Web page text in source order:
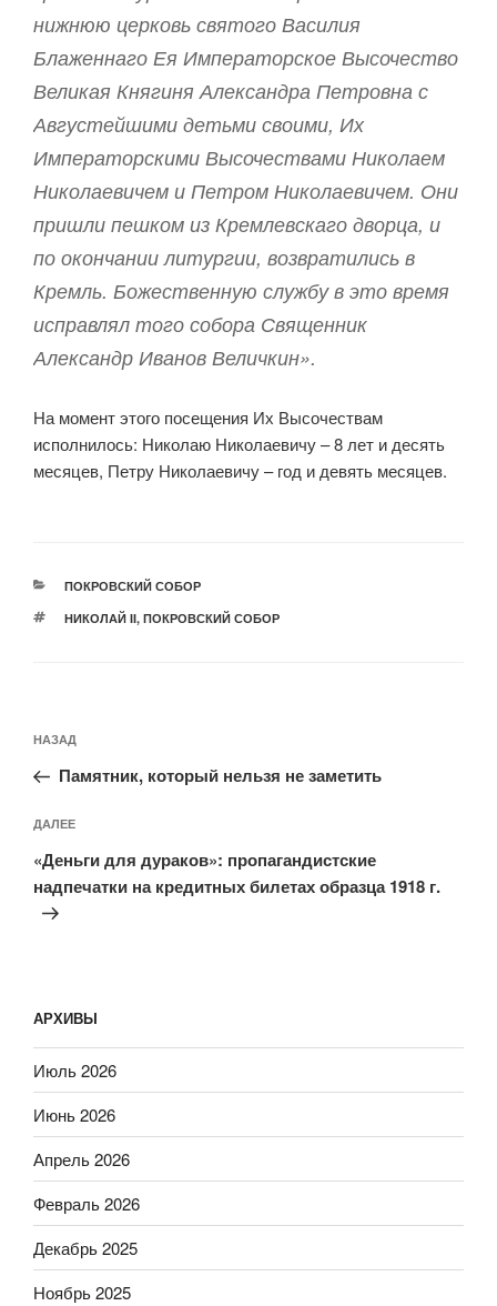
нижнюю церковь святого Василия
Блаженнаго Ея Императорское Высочество
Великая Княгиня Александра Петровна с
Августейшими детьми своими, Их
Императорскими Высочествами Николаем
Николаевичем и Петром Николаевичем. Они
пришли пешком из Кремлевскаго дворца, и
по окончании литургии, возвратились в
Кремль. Божественную службу в это время
исправлял того собора Священник
Александр Иванов Величкин».
На момент этого посещения Их Высочествам
исполнилось: Николаю Николаевичу – 8 лет и десять
месяцев, Петру Николаевичу – год и девять месяцев.
РУБРИКИ
ПОКРОВСКИЙ СОБОР
МЕТКИ
НИКОЛАЙ II, ПОКРОВСКИЙ СОБОР
по
записям
Предыдущая
запись:
НАЗАД
Памятник, который нельзя не заметить
Следующая
запись
ДАЛЕЕ
«Деньги для дураков»: пропагандистские
надпечатки на кредитных билетах образца 1918 г.
АРХИВЫ
Июль 2026
Июнь 2026
Апрель 2026
Февраль 2026
Декабрь 2025
Ноябрь 2025